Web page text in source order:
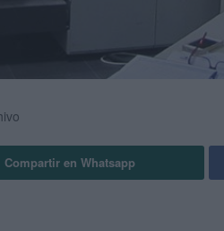
Compartir en Whatsapp